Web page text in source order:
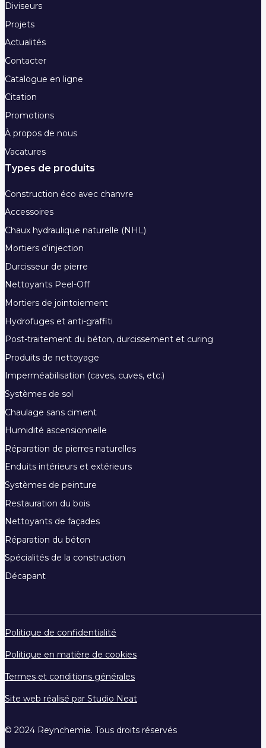
Diviseurs
Projets
Actualités
Contacter
Catalogue en ligne
Citation
Promotions
À propos de nous
Vacatures
Types de produits
Construction éco avec chanvre
Accessoires
Chaux hydraulique naturelle (NHL)
Mortiers d'injection
Durcisseur de pierre
Nettoyants Peel-Off
Mortiers de jointoiement
Hydrofuges et anti-graffiti
Post-traitement du béton, durcissement et curing
Produits de nettoyage
Imperméabilisation (caves, cuves, etc.)
Systèmes de sol
Chaulage sans ciment
Humidité ascensionnelle
Réparation de pierres naturelles
Enduits intérieurs et extérieurs
Systèmes de peinture
Restauration du bois
Nettoyants de façades
Réparation du béton
Spécialités de la construction
Décapant
© 2024 Reynchemie. Tous droits réservés
Politique de confidentialité
Politique en matière de cookies
Termes et conditions générales
Site web réalisé par Studio Neat